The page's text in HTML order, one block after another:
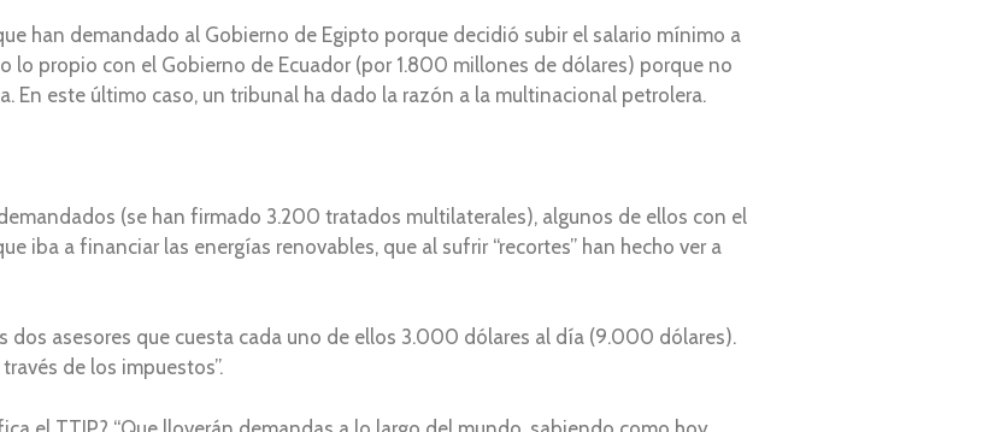
han demandado al Gobierno de Egipto porque decidió subir el salario mínimo a
lo propio con el Gobierno de Ecuador (por 1.800 millones de dólares) porque no
este último caso, un tribunal ha dado la razón a la multinacional petrolera.
(se han firmado 3.200 tratados multilaterales), algunos de ellos con el
iba a financiar las energías renovables, que al sufrir “recortes” han hecho ver a
dos asesores que cuesta cada uno de ellos 3.000 dólares al día (9.000 dólares).
de los impuestos”.